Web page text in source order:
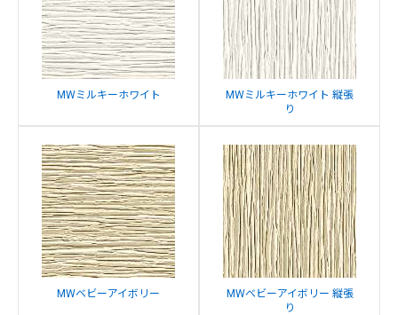
MWミルキーホワイト
MWミルキーホワイト 縦張
り
MWベビーアイボリー
MWベビーアイボリー 縦張
り